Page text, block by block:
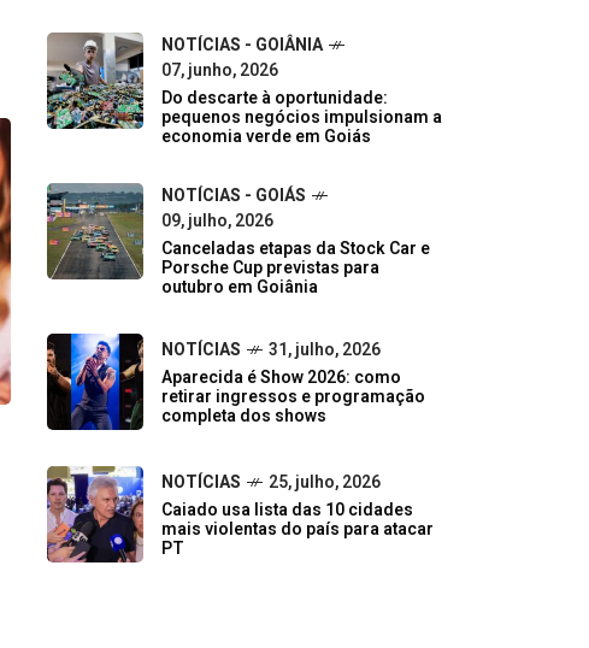
NOTÍCIAS - GOIÂNIA
07, junho, 2026
Do descarte à oportunidade:
pequenos negócios impulsionam a
economia verde em Goiás
NOTÍCIAS - GOIÁS
09, julho, 2026
Canceladas etapas da Stock Car e
Porsche Cup previstas para
outubro em Goiânia
NOTÍCIAS
31, julho, 2026
Aparecida é Show 2026: como
retirar ingressos e programação
completa dos shows
NOTÍCIAS
25, julho, 2026
Caiado usa lista das 10 cidades
mais violentas do país para atacar
PT